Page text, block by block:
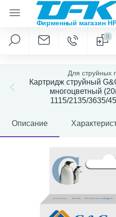
0
Для струйных
Картридж струйный
многоцветный
1115/2135/3635/
Описание